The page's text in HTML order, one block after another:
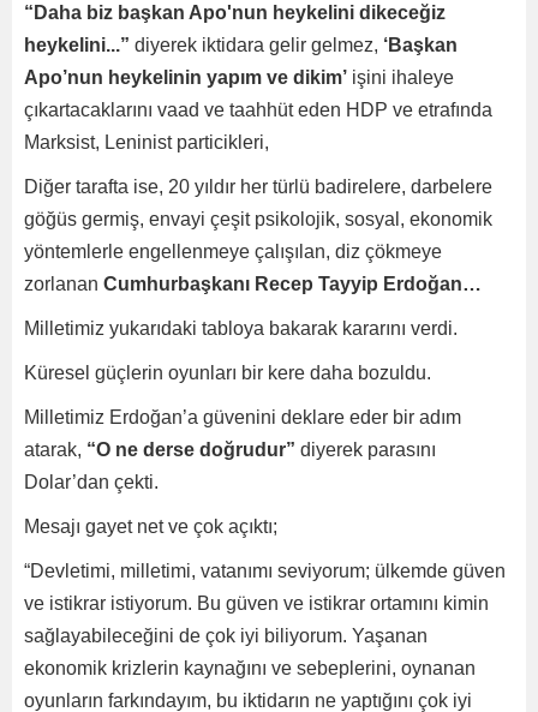
“Daha biz başkan Apo'nun heykelini dikeceğiz
heykelini...” diyerek iktidara gelir gelmez, ‘Başkan
Apo’nun heykelinin yapım ve dikim’ işini ihaleye
çıkartacaklarını vaad ve taahhüt eden HDP ve etrafında
Marksist, Leninist particikleri,
Diğer tarafta ise, 20 yıldır her türlü badirelere, darbelere
göğüs germiş, envayi çeşit psikolojik, sosyal, ekonomik
yöntemlerle engellenmeye çalışılan, diz çökmeye
zorlanan Cumhurbaşkanı Recep Tayyip Erdoğan…
Milletimiz yukarıdaki tabloya bakarak kararını verdi.
Küresel güçlerin oyunları bir kere daha bozuldu.
Milletimiz Erdoğan’a güvenini deklare eder bir adım
atarak, “O ne derse doğrudur” diyerek parasını
Dolar’dan çekti.
Mesajı gayet net ve çok açıktı;
“Devletimi, milletimi, vatanımı seviyorum; ülkemde güven
ve istikrar istiyorum. Bu güven ve istikrar ortamını kimin
sağlayabileceğini de çok iyi biliyorum. Yaşanan
ekonomik krizlerin kaynağını ve sebeplerini, oynanan
oyunların farkındayım, bu iktidarın ne yaptığını çok iyi